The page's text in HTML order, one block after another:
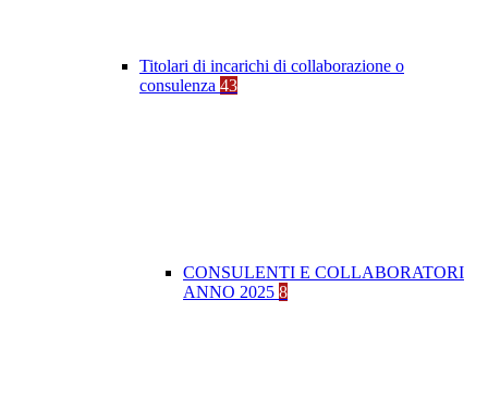
Titolari di incarichi di collaborazione o
consulenza 43
CONSULENTI E COLLABORATORI
ANNO 2025 8